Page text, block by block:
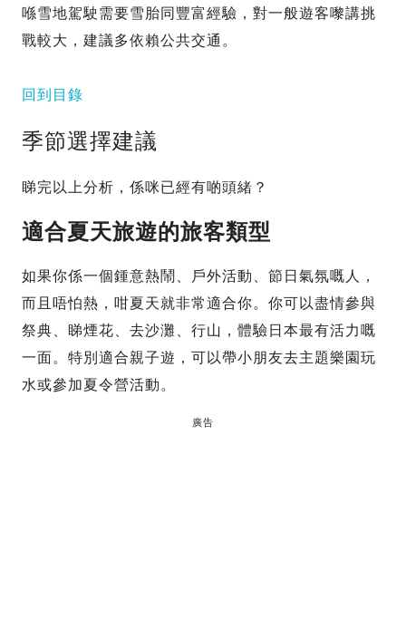
喺雪地駕駛需要雪胎同豐富經驗，對一般遊客嚟講挑
戰較大，建議多依賴公共交通。
回到目錄
季節選擇建議
睇完以上分析，係咪已經有啲頭緒？
適合夏天旅遊的旅客類型
如果你係一個鍾意熱鬧、戶外活動、節日氣氛嘅人，
而且唔怕熱，咁夏天就非常適合你。你可以盡情參與
祭典、睇煙花、去沙灘、行山，體驗日本最有活力嘅
一面。特別適合親子遊，可以帶小朋友去主題樂園玩
水或參加夏令營活動。
廣告